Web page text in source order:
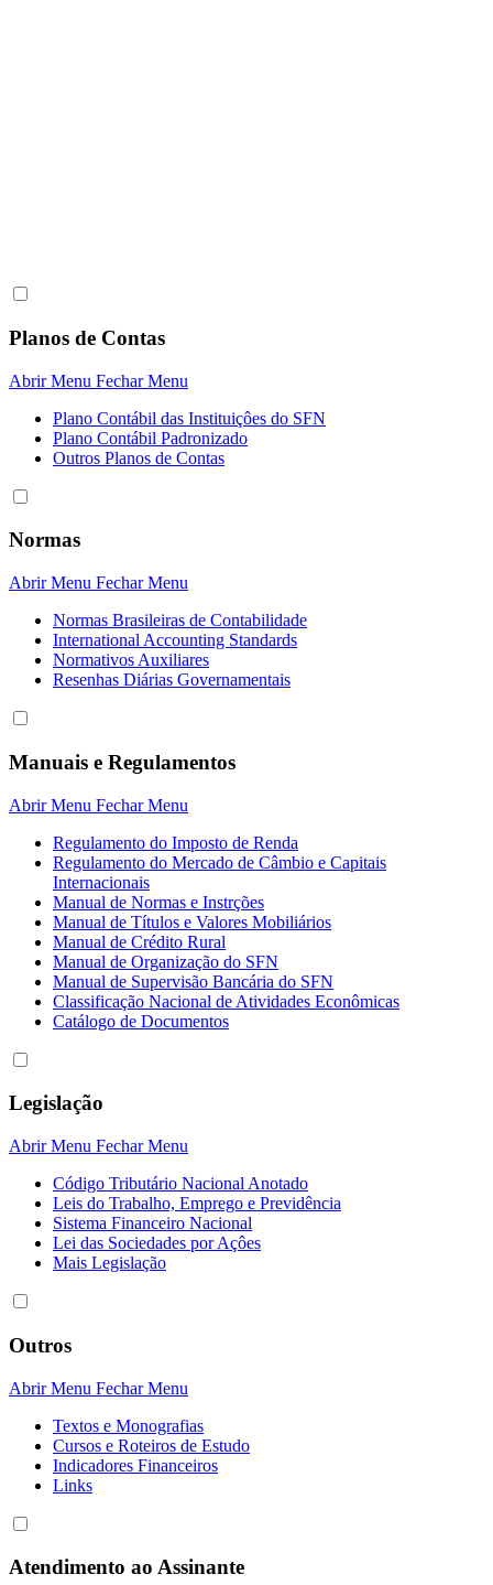
Planos de Contas
Abrir Menu Fechar Menu
Plano Contábil das Instituiçôes do SFN
Plano Contábil Padronizado
Outros Planos de Contas
Normas
Abrir Menu Fechar Menu
Normas Brasileiras de Contabilidade
International Accounting Standards
Normativos Auxiliares
Resenhas Diárias Governamentais
Manuais e Regulamentos
Abrir Menu Fechar Menu
Regulamento do Imposto de Renda
Regulamento do Mercado de Câmbio e Capitais
Internacionais
Manual de Normas e Instrções
Manual de Títulos e Valores Mobiliários
Manual de Crédito Rural
Manual de Organização do SFN
Manual de Supervisão Bancária do SFN
Classificação Nacional de Atividades Econômicas
Catálogo de Documentos
Legislação
Abrir Menu Fechar Menu
Código Tributário Nacional Anotado
Leis do Trabalho, Emprego e Previdência
Sistema Financeiro Nacional
Lei das Sociedades por Açôes
Mais Legislação
Outros
Abrir Menu Fechar Menu
Textos e Monografias
Cursos e Roteiros de Estudo
Indicadores Financeiros
Links
Atendimento ao Assinante